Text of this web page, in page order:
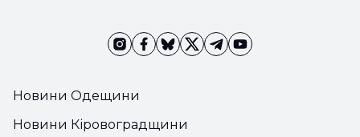
Новини Одещини
Новини Кіровоградщини